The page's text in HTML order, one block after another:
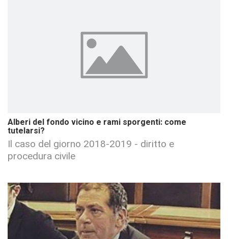
Alberi del fondo vicino e rami sporgenti: come
tutelarsi?
Il caso del giorno 2018-2019 - diritto e
procedura civile